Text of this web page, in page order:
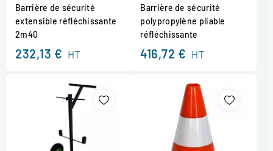
Barrière de sécurité
extensible réfléchissante
2m40
232,13 € HT
Barrière de sécurité
polypropylène pliable
réfléchissante
416,72 € HT